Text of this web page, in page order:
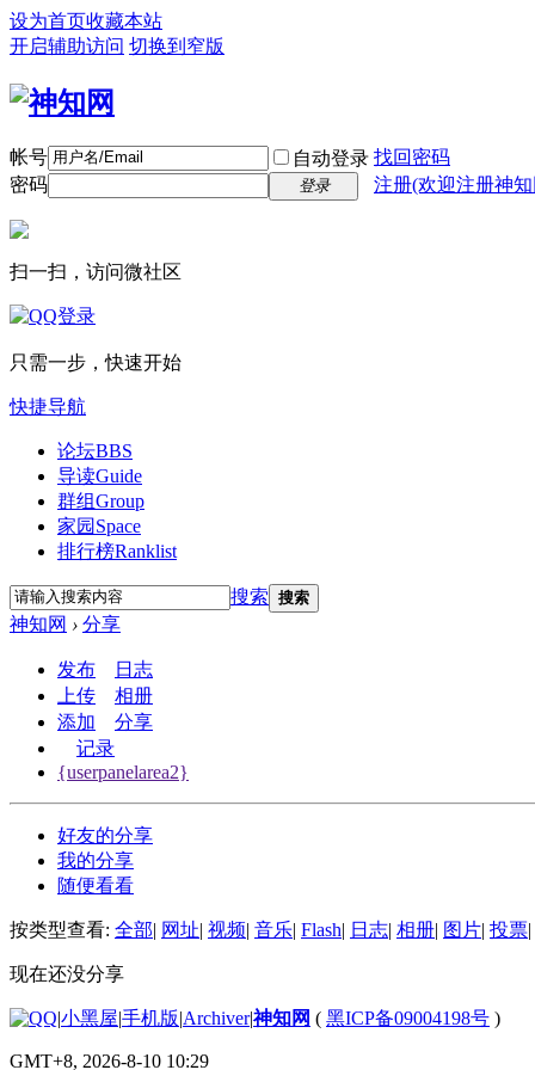
设为首页收藏本站
开启辅助访问 切换到窄版
帐号 自动登录 找回密码
密码
登录 注册(欢迎注册神
扫一扫，访问微社区
只需一步，快速开始
快捷导航
论坛BBS
导读Guide
群组Group
家园 Space
排行榜Ranklist
搜索 搜索
神知网 › 分享
发布
日志
上传
相册
添加
分享
记录
{userpanelarea2}
好友的分享
我的分享
随便看看
按类型查看: 全部| 网址| 视频| 音乐| Flash| 日志| 相册| 图片| 投票|
现在还没分享
|小黑屋|手机版|Archiver|神知网 ( 黑ICP备09004198号 )
GMT+8, 2026-8-10 10:29